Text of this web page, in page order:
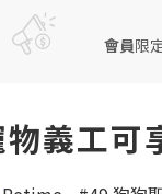
會員限
物義工可